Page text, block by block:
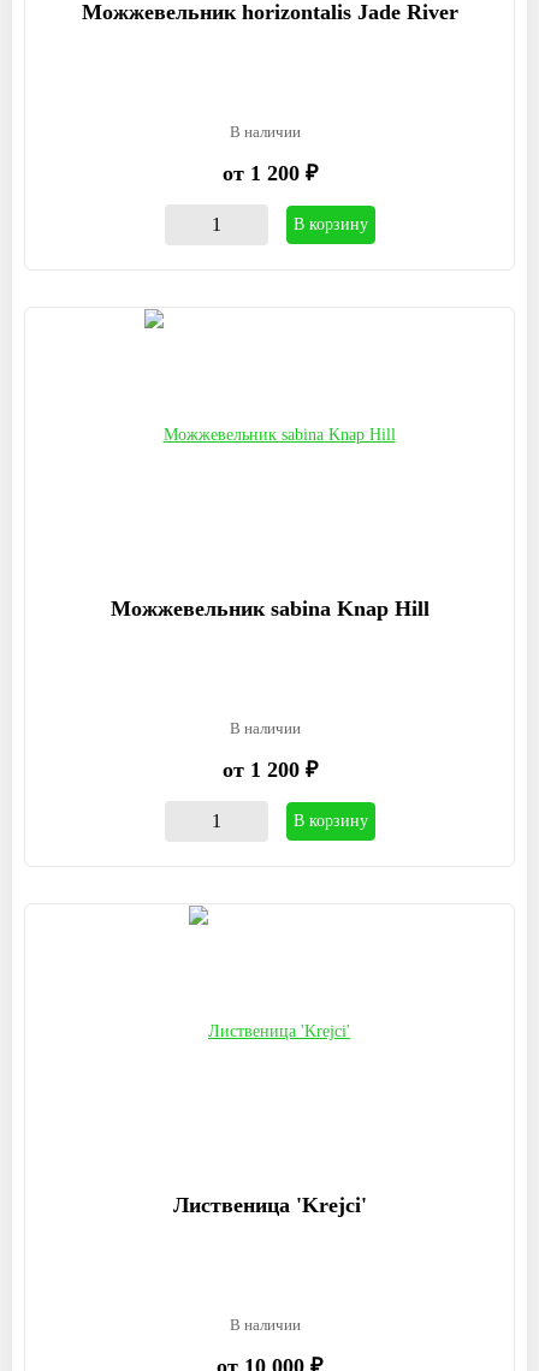
Можжевельник horizontalis Jade River
В наличии
от 1 200 ₽
В корзину
Можжевельник sabina Knap Hill
В наличии
от 1 200 ₽
В корзину
Лиственица 'Krejci'
В наличии
от 10 000 ₽